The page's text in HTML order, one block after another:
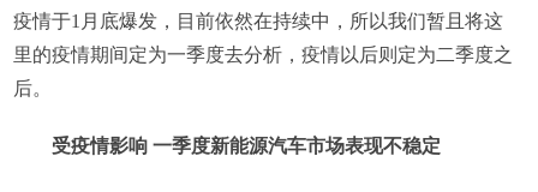
疫情于1月底爆发，目前依然在持续中，所以我们暂且将这
里的疫情期间定为一季度去分析，疫情以后则定为二季度之
后。
受疫情影响 一季度新能源汽车市场表现不稳定